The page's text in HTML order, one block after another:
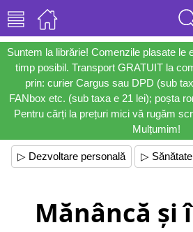
Suntem la librărie! Comenzile plasate le
timp posibil. Transport GRATUIT la
prin: curier Cargus sau DPD (sub
FANbox etc. (sub taxa e 21 lei); poșta
Pentru cărți la prețuri mici vă rugăm
Mulțumim!
▷ Dezvoltare personală ▷ Sănătate
Mănâncă și